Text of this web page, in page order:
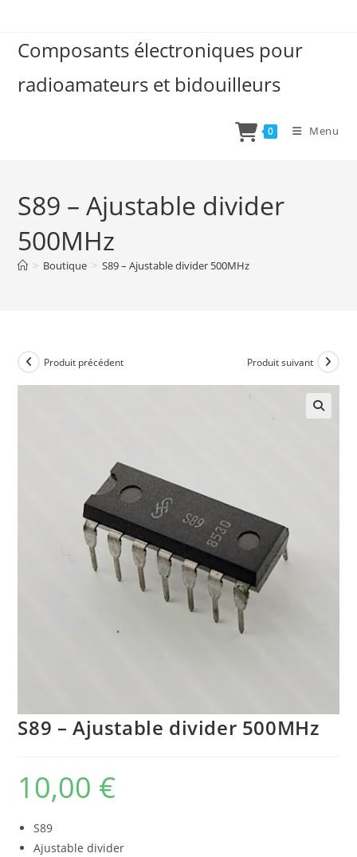
contentComposants électroniques pour
radioamateurs et bidouilleurs
0 Menu
S89 – Ajustable divider
500MHz
> Boutique > S89 – Ajustable divider 500MHz
Produit précédent Produit suivant
S89 – Ajustable divider 500MHz
10,00 €
S89
Ajustable divider